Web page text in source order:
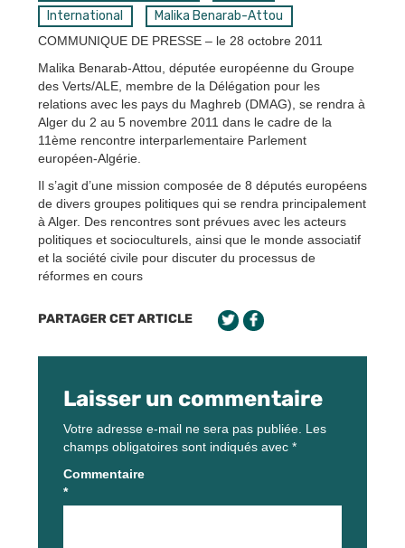
International
Malika Benarab-Attou
COMMUNIQUE DE PRESSE – le 28 octobre 2011
Malika Benarab-Attou, députée européenne du Groupe
des Verts/ALE, membre de la Délégation pour les
relations avec les pays du Maghreb (DMAG), se rendra à
Alger du 2 au 5 novembre 2011 dans le cadre de la
11ème rencontre interparlementaire Parlement
européen-Algérie.
Il s’agit d’une mission composée de 8 députés européens
de divers groupes politiques qui se rendra principalement
à Alger. Des rencontres sont prévues avec les acteurs
politiques et socioculturels, ainsi que le monde associatif
et la société civile pour discuter du processus de
réformes en cours
PARTAGER CET ARTICLE
Laisser un commentaire
Votre adresse e-mail ne sera pas publiée. Les
champs obligatoires sont indiqués avec *
Commentaire
*